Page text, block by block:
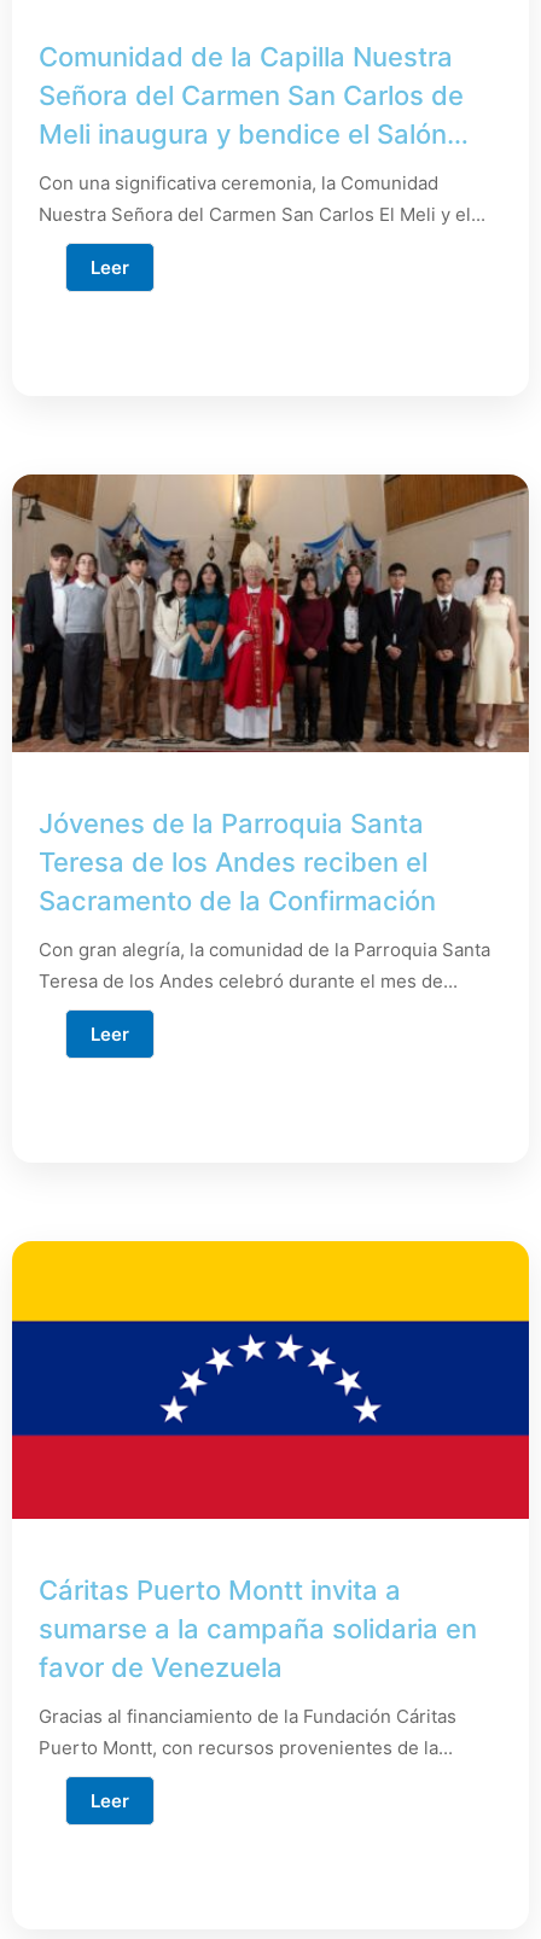
Comunidad de la Capilla Nuestra
Señora del Carmen San Carlos de
Meli inaugura y bendice el Salón
Multiuso “Betania”
Con una significativa ceremonia, la Comunidad
Nuestra Señora del Carmen San Carlos El Meli y el...
Leer
Jóvenes de la Parroquia Santa
Teresa de los Andes reciben el
Sacramento de la Confirmación
Con gran alegría, la comunidad de la Parroquia Santa
Teresa de los Andes celebró durante el mes de...
Leer
Cáritas Puerto Montt invita a
sumarse a la campaña solidaria en
favor de Venezuela
Gracias al financiamiento de la Fundación Cáritas
Puerto Montt, con recursos provenientes de la...
Leer